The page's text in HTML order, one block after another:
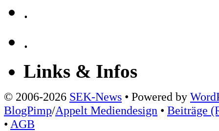
.
.
Links & Infos
© 2006-2026 SEK-News • Powered by
BlogPimp/Appelt Mediendesign • Beiträge
• AGB